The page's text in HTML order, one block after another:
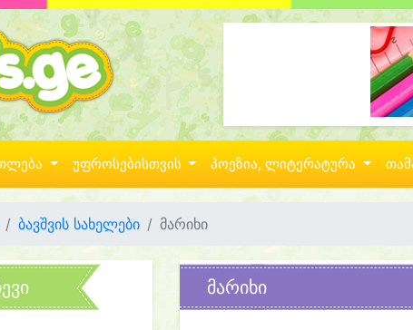
უფროსებისთვის პოეზია, ლიტერატურა
ბავშვის სახელები მარიხი
მარიხი